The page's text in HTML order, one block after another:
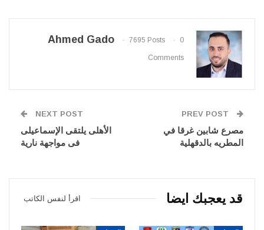
Ahmed Gado 7695 Posts 0
Comments
مصرع شابين غرقا في
المطريه بالدقهلية
NEXT POST
الأهلى يلتقى الإسماعيلى
فى مواجهة نارية
قد يعجبك ايضا اقرأ لنفس الكاتب